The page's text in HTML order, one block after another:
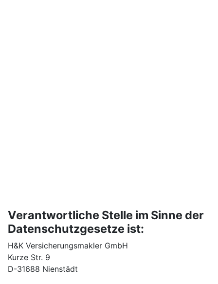
Verantwortliche Stelle im Sinne der
Datenschutzgesetze ist:
H&K Versicherungsmakler GmbH
Kurze Str. 9
D-31688 Nienstädt